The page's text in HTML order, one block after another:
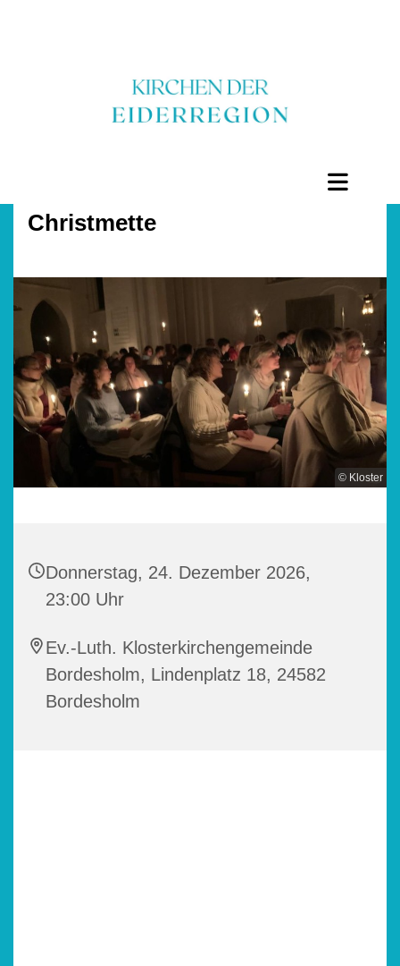
Christmette
© Kloster
Donnerstag, 24. Dezember 2026,
23:00 Uhr
Ev.-Luth. Klosterkirchengemeinde
Bordesholm, Lindenplatz 18, 24582
Bordesholm